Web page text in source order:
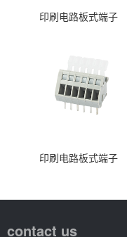
印刷电路板式端子
印刷电路板式端子
contact us